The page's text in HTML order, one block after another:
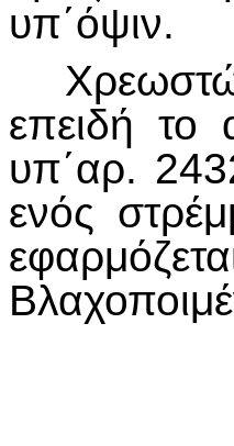
υπ΄όψιν.
Χρεωστώ
επειδή το
υπ΄αρ.
ενός